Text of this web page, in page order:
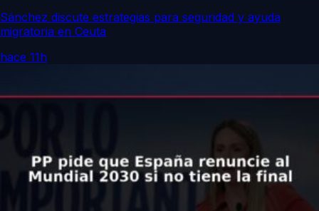
Sánchez discute estrategias para seguridad y ayuda
migratoria en Ceuta
hace 11h